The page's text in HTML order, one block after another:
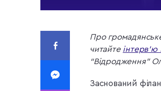
Про
читайте
“Відродження”
Заснований